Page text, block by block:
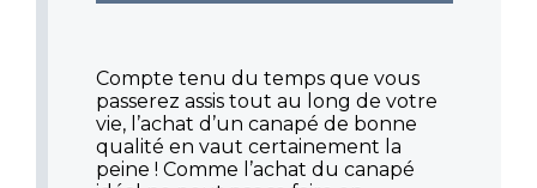
Compte tenu du temps que vous
passerez assis tout au long de votre
vie, l’achat d’un canapé de bonne
qualité en vaut certainement la
peine ! Comme l’achat du canapé